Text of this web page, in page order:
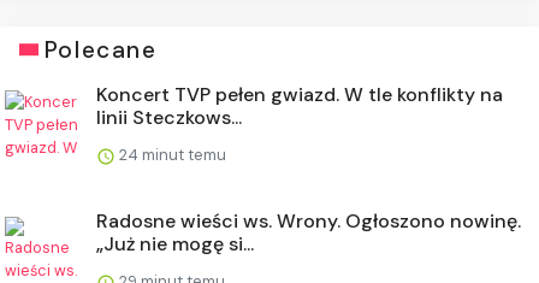
Polecane
Koncert TVP pełen gwiazd. W tle konflikty na
linii Steczkows...
24 minut temu
Radosne wieści ws. Wrony. Ogłoszono nowinę.
„Już nie mogę si...